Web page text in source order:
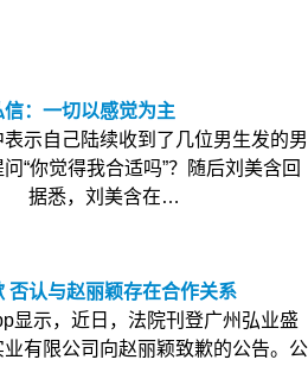
：一切以感觉为主
自己陆续收到了几位男生发的男
“你觉得我合适吗”？随后刘美含回
据悉，刘美含在…
否认与赵丽颖存在合作关系
示，近日，法院刊登广州弘业盛
有限公司向赵丽颖致歉的公告。公